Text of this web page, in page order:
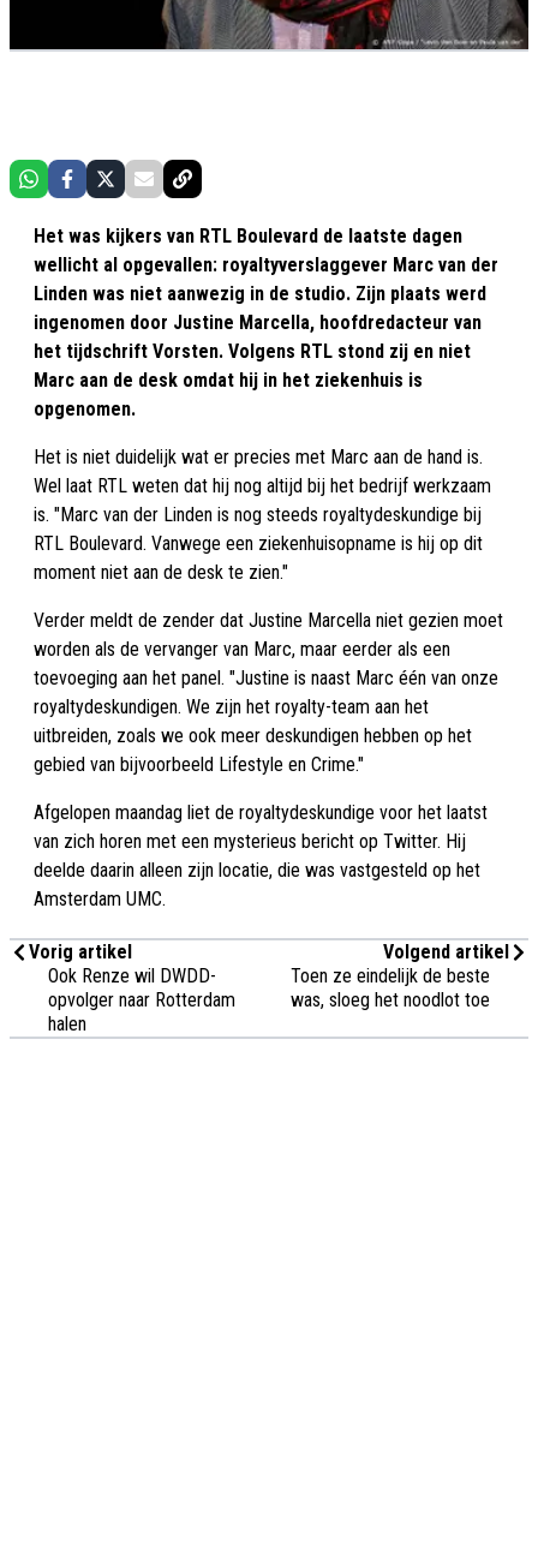
Het was kijkers van RTL Boulevard de laatste dagen
wellicht al opgevallen: royaltyverslaggever Marc van der
Linden was niet aanwezig in de studio. Zijn plaats werd
ingenomen door Justine Marcella, hoofdredacteur van
het tijdschrift Vorsten. Volgens RTL stond zij en niet
Marc aan de desk omdat hij in het ziekenhuis is
opgenomen.
Het is niet duidelijk wat er precies met Marc aan de hand is.
Wel laat RTL weten dat hij nog altijd bij het bedrijf werkzaam
is. "Marc van der Linden is nog steeds royaltydeskundige bij
RTL Boulevard. Vanwege een ziekenhuisopname is hij op dit
moment niet aan de desk te zien."
Verder meldt de zender dat Justine Marcella niet gezien moet
worden als de vervanger van Marc, maar eerder als een
toevoeging aan het panel. "Justine is naast Marc één van onze
royaltydeskundigen. We zijn het royalty-team aan het
uitbreiden, zoals we ook meer deskundigen hebben op het
gebied van bijvoorbeeld Lifestyle en Crime."
Afgelopen maandag liet de royaltydeskundige voor het laatst
van zich horen met een mysterieus bericht op Twitter. Hij
deelde daarin alleen zijn locatie, die was vastgesteld op het
Amsterdam UMC.
Vorig artikel
Ook Renze wil DWDD-
opvolger naar Rotterdam
halen
Volgend artikel
Toen ze eindelijk de beste
was, sloeg het noodlot toe